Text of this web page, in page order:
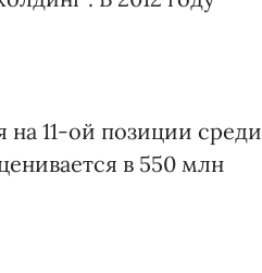
на 11-ой позиции среди
в 550 млн